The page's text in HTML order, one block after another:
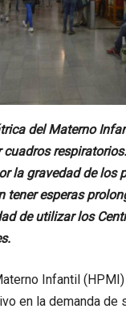
del Materno
la gravedad de los
tener esperas
de utilizar los
Infantil
en la demanda de